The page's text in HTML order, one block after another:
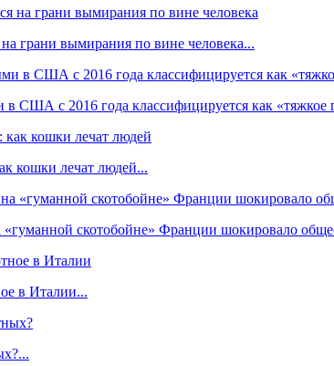
грани вымирания по вине человека...
США с 2016 года классифицируется как «тяжкое
кошки лечат людей...
скотобойне» Франции шокировало
в Италии...